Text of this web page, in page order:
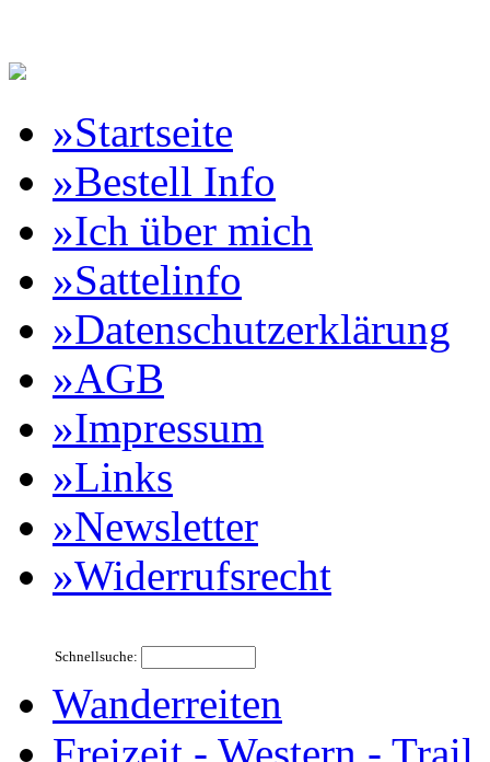
Reitartikelbörse Online
»Startseite
»Bestell Info
»Ich über mich
»Sattelinfo
»Datenschutzerklärung
»AGB
»Impressum
»Links
»Newsletter
»Widerrufsrecht
Schnellsuche:
Wanderreiten